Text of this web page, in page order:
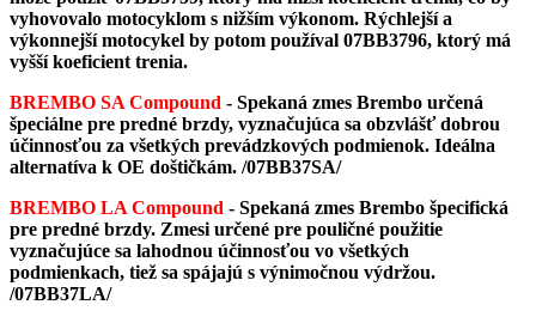
vyhovovalo motocyklom s nižším výkonom. Rýchlejší a
výkonnejší motocykel by potom používal 07BB3796, ktorý má
vyšší koeficient trenia.
BREMBO SA Compound - Spekaná zmes Brembo určená
špeciálne pre predné brzdy, vyznačujúca sa obzvlášť dobrou
účinnosťou za všetkých prevádzkových podmienok. Ideálna
alternatíva k OE doštičkám. /07BB37SA/
BREMBO LA Compound - Spekaná zmes Brembo špecifická
pre predné brzdy. Zmesi určené pre pouličné použitie
vyznačujúce sa lahodnou účinnosťou vo všetkých
podmienkach, tiež sa spájajú s výnimočnou výdržou.
/07BB37LA/